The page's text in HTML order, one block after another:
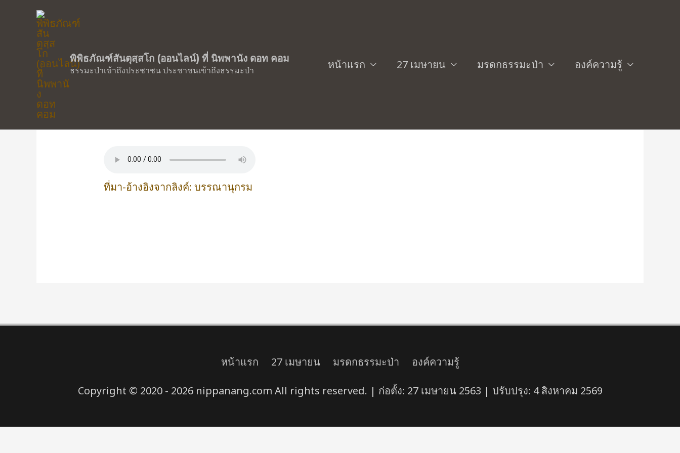
พิพิธภัณฑ์สันตุสฺสโก (ออนไลน์) ที่ นิพพานัง ดอท คอม
ธรรมะป่าเข้าถึงประชาชน ประชาชนเข้าถึงธรรมะป่า หน้าแรก 27 เมษายน มรดกธรรมะป่า องค์ความรู้
ที่มา-อ้างอิงจากลิงค์: บรรณานุกรม
หน้าแรก 27 เมษายน มรดกธรรมะป่า องค์ความรู้
Copyright © 2020 - 2026 nippanang.com All rights reserved. | ก่อตั้ง: 27 เมษายน 2563 | ปรับปรุง: 4 สิงหาคม 2569